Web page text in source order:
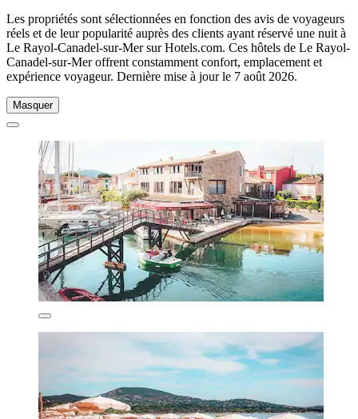
Les propriétés sont sélectionnées en fonction des avis de voyageurs
réels et de leur popularité auprès des clients ayant réservé une nuit à
Le Rayol-Canadel-sur-Mer sur Hotels.com. Ces hôtels de Le Rayol-
Canadel-sur-Mer offrent constamment confort, emplacement et
expérience voyageur. Dernière mise à jour le 7 août 2026.
Masquer